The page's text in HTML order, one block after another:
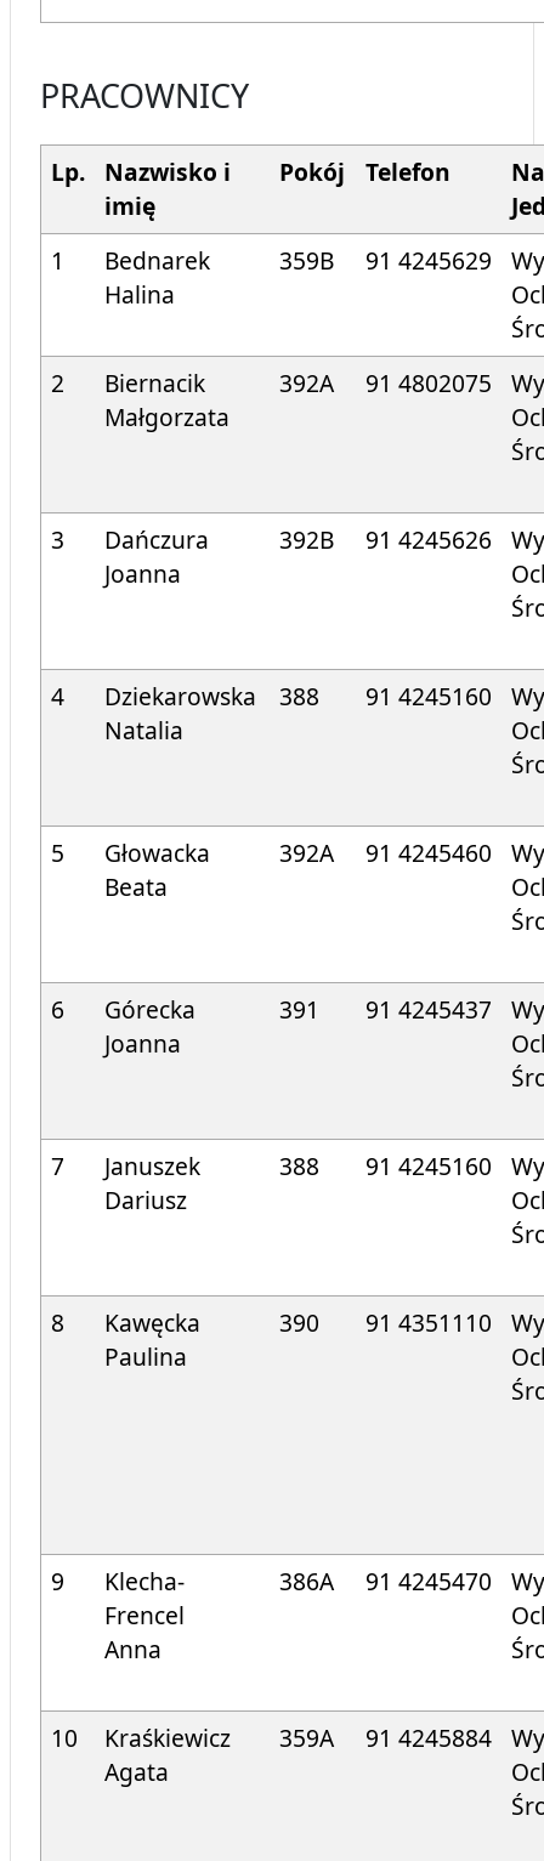
PRACOWNICY
Lp.
Nazwisko i
imię
Pokój Telefon
1
Bednarek
Halina
359B 91 4245629
2
Biernacik
Małgorzata
392A 91 4802075
3
Dańczura
Joanna
392B 91 4245626
4
Dziekarowska
Natalia
388 91 4245160
5
Głowacka
Beata
392A 91 4245460
6
Górecka
Joanna
391 91 4245437
7
Januszek
Dariusz
388 91 4245160
8
Kawęcka
Paulina
390 91 4351110
9
Klecha-
Frencel
Anna
386A 91 4245470
10
Kraśkiewicz
Agata
359A 91 4245884